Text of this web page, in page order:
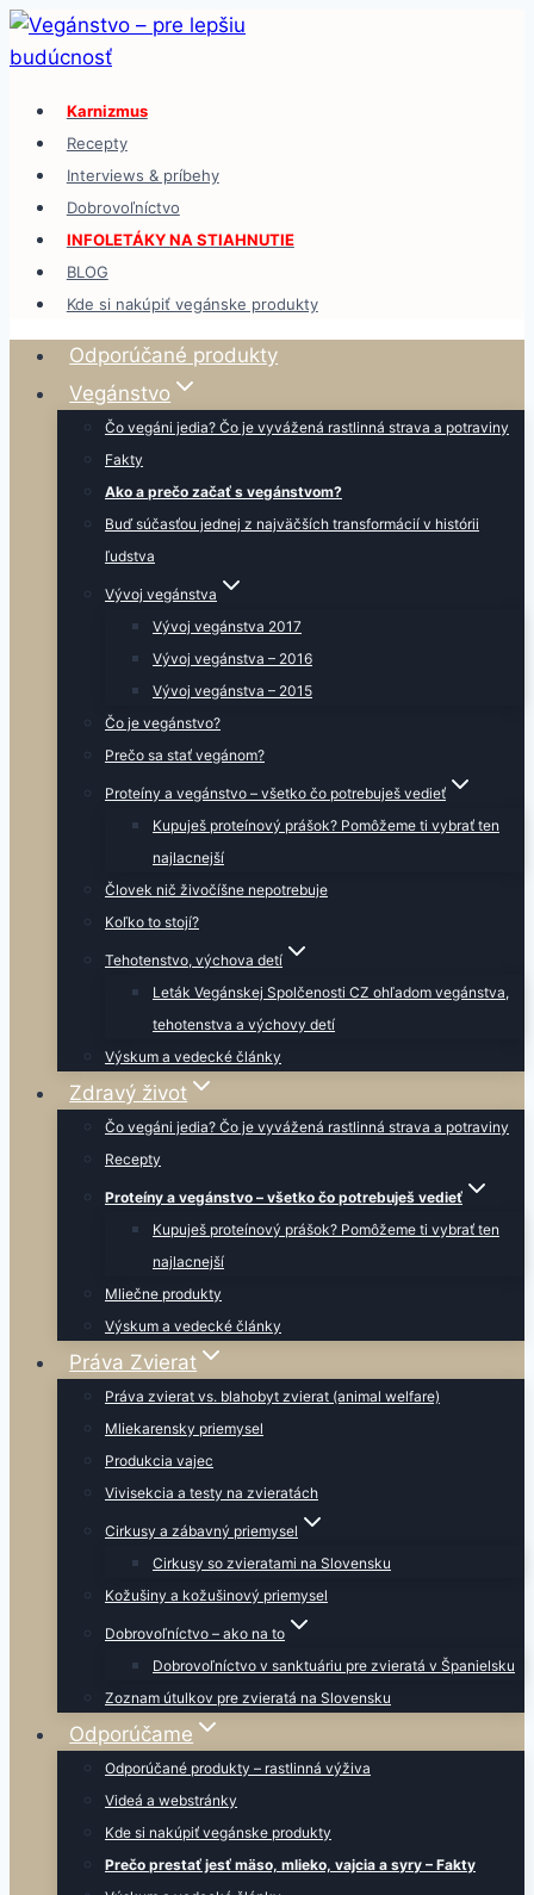
Skip
to
Karnizmus
Recepty
Interviews & príbehy
Dobrovoľníctvo
INFOLETÁKY NA STIAHNUTIE
BLOG
Kde si nakúpiť vegánske produkty
Odporúčané produkty
Vegánstvo
Čo vegáni jedia? Čo je vyvážená rastlinná strava a potraviny
Fakty
Ako a prečo začať s vegánstvom?
Buď súčasťou jednej z najväčších transformácií v histórii
ľudstva
Vývoj vegánstva
Vývoj vegánstva 2017
Vývoj vegánstva – 2016
Vývoj vegánstva – 2015
Čo je vegánstvo?
Prečo sa stať vegánom?
Proteíny a vegánstvo – všetko čo potrebuješ vedieť
Kupuješ proteínový prášok? Pomôžeme ti vybrať ten
najlacnejší
Človek nič živočíšne nepotrebuje
Koľko to stojí?
Tehotenstvo, výchova detí
Leták Vegánskej Spolčenosti CZ ohľadom vegánstva,
tehotenstva a výchovy detí
Výskum a vedecké články
Zdravý život
Čo vegáni jedia? Čo je vyvážená rastlinná strava a potraviny
Recepty
Proteíny a vegánstvo – všetko čo potrebuješ vedieť
Kupuješ proteínový prášok? Pomôžeme ti vybrať ten
najlacnejší
Mliečne produkty
Výskum a vedecké články
Práva Zvierat
Práva zvierat vs. blahobyt zvierat (animal welfare)
Mliekarensky priemysel
Produkcia vajec
Vivisekcia a testy na zvieratách
Cirkusy a zábavný priemysel
Cirkusy so zvieratami na Slovensku
Kožušiny a kožušinový priemysel
Dobrovoľníctvo – ako na to
Dobrovoľníctvo v sanktuáriu pre zvieratá v Španielsku
Zoznam útulkov pre zvieratá na Slovensku
Odporúčame
Odporúčané produkty – rastlinná výživa
Videá a webstránky
Kde si nakúpiť vegánske produkty
Prečo prestať jesť mäso, mlieko, vajcia a syry – Fakty